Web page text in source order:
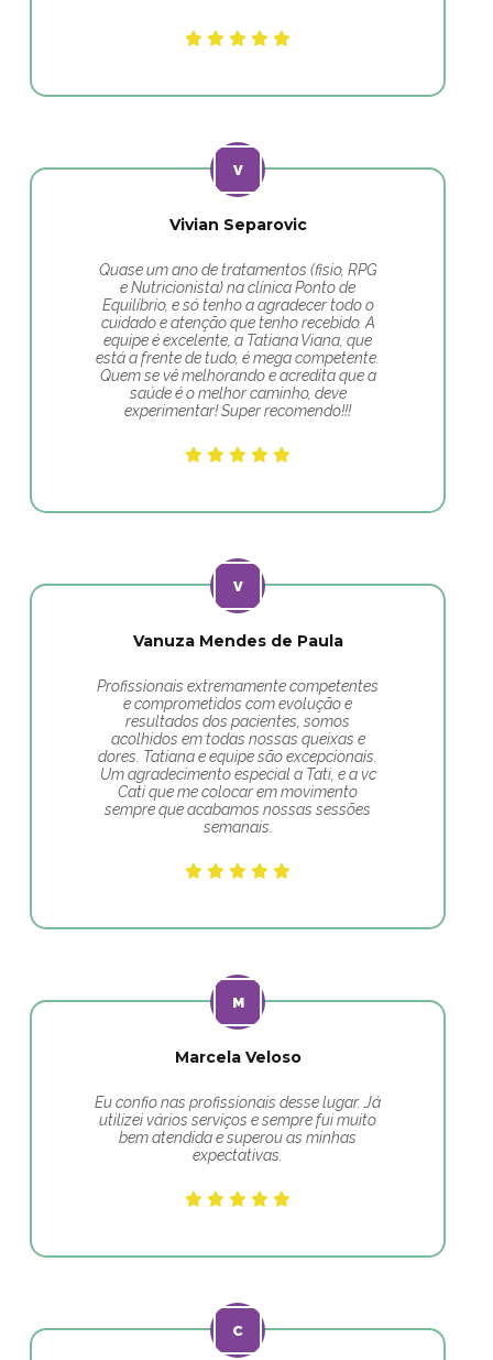
Vivian Separovic
Quase um ano de tratamentos (fisio, RPG
e Nutricionista) na clínica Ponto de
Equilíbrio, e só tenho a agradecer todo o
cuidado e atenção que tenho recebido. A
equipe é excelente, a Tatiana Viana, que
está a frente de tudo, é mega competente.
Quem se vê melhorando e acredita que a
saúde é o melhor caminho, deve
experimentar! Super recomendo!!!
Vanuza Mendes de Paula
Profissionais extremamente competentes
e comprometidos com evolução e
resultados dos pacientes, somos
acolhidos em todas nossas queixas e
dores. Tatiana e equipe são excepcionais.
Um agradecimento especial a Tati, e a vc
Cati que me colocar em movimento
sempre que acabamos nossas sessões
semanais.
Marcela Veloso
Eu confio nas profissionais desse lugar. Já
utilizei vários serviços e sempre fui muito
bem atendida e superou as minhas
expectativas.